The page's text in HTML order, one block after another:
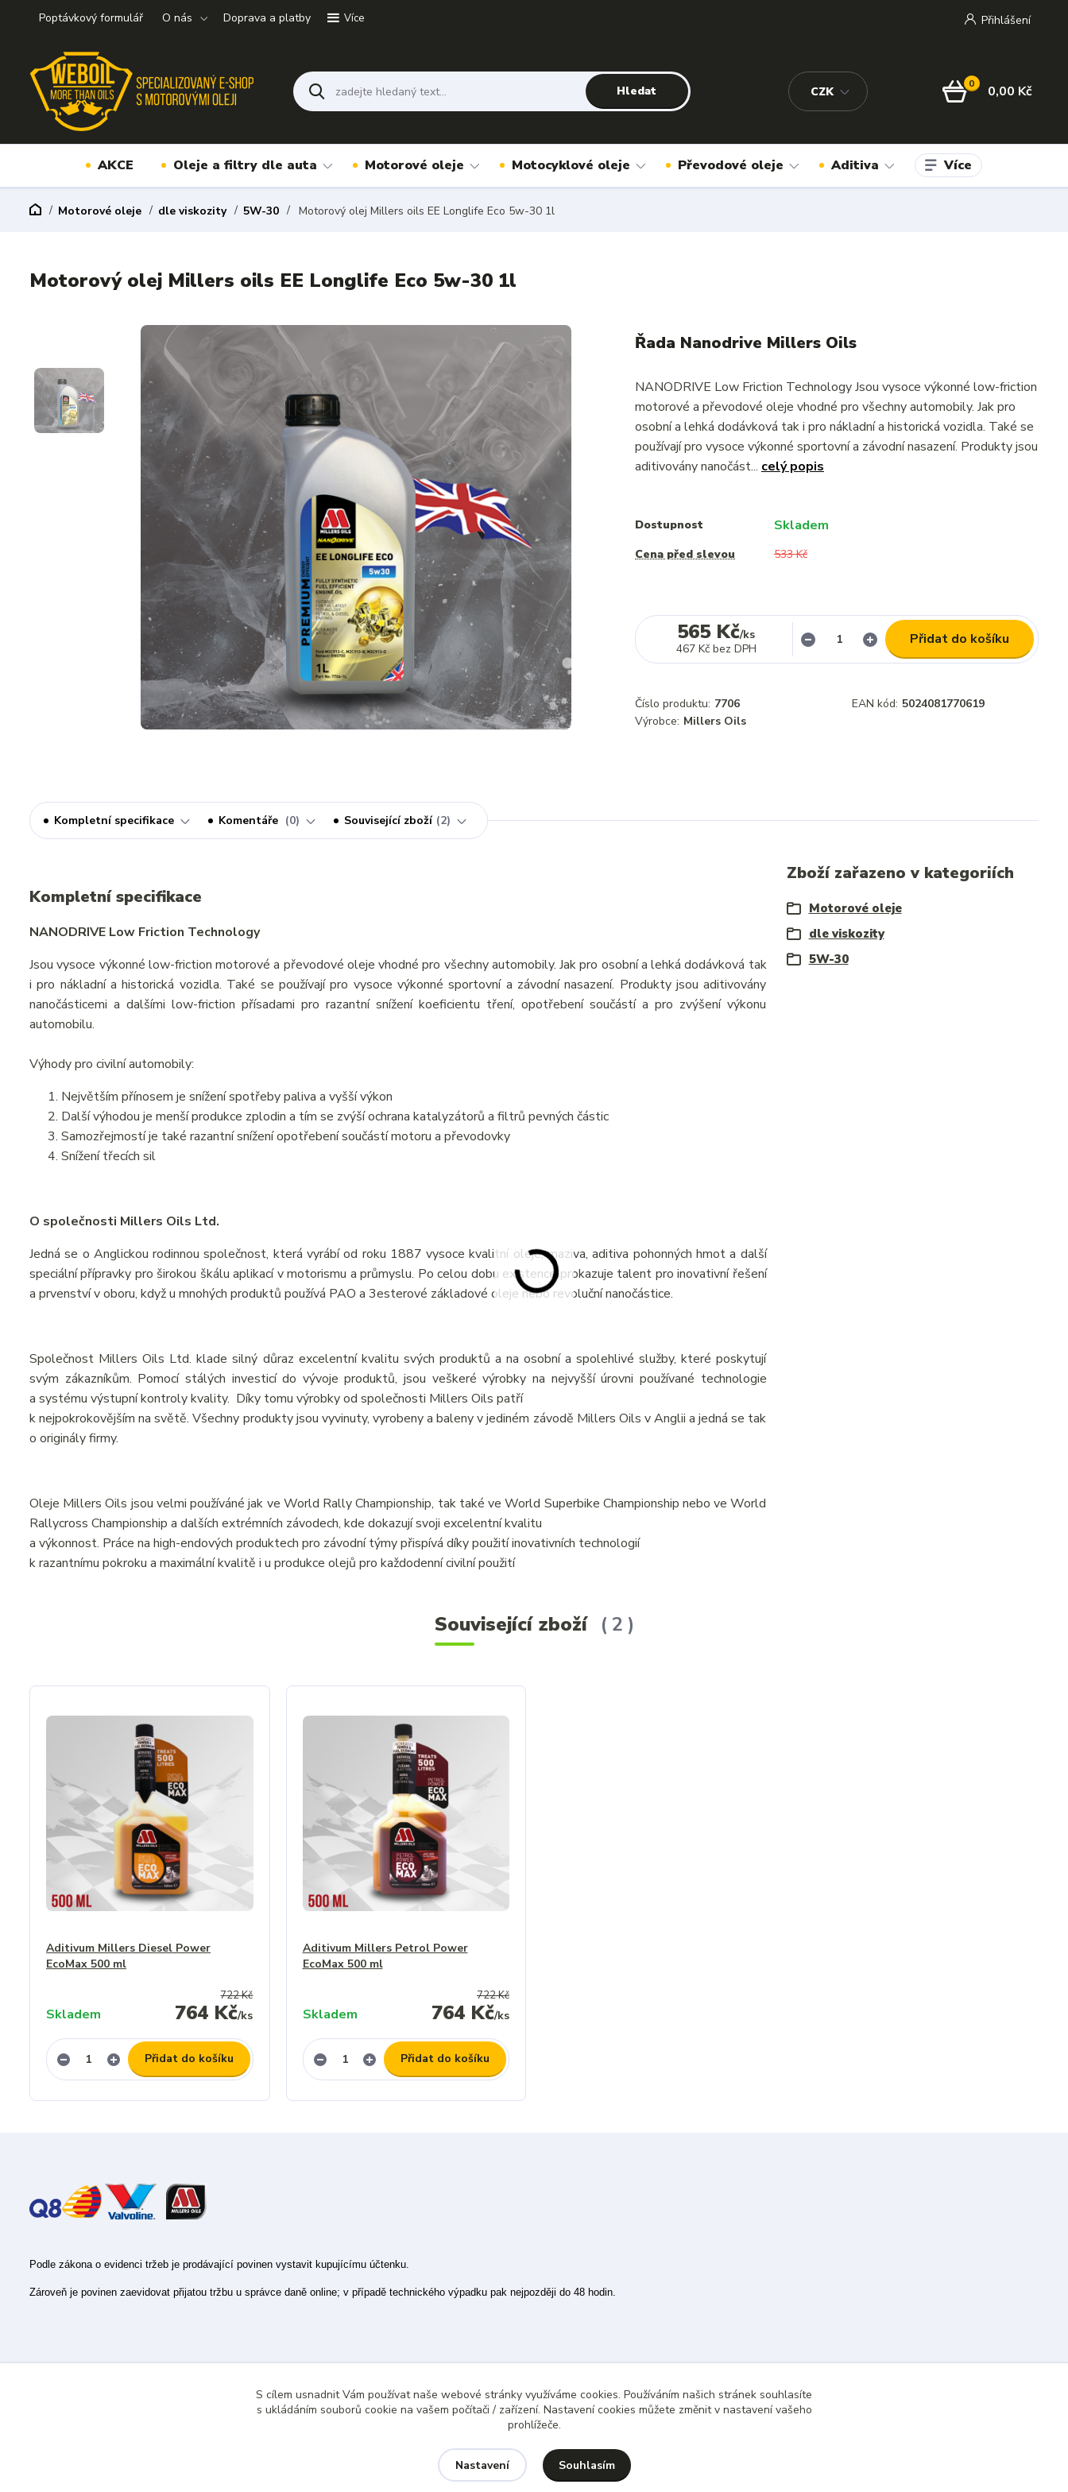
Poptávkový formulář O nás Doprava a platby Více
CZK
Přihlášení
Hledat 0 0,00 Kč
AKCE Oleje a filtry dle auta Motorové oleje Motocyklové oleje Převodové oleje Aditiva Více
Motorové oleje dle viskozity 5W-30 Motorový olej Millers oils EE Longlife Eco 5w-30 1l
Motorový olej Millers oils EE Longlife Eco 5w-30 1l
Řada Nanodrive Millers Oils
NANODRIVE Low Friction Technology Jsou vysoce výkonné low-friction
motorové a převodové oleje vhodné pro všechny automobily. Jak pro
osobní a lehká dodávková tak i pro nákladní a historická vozidla. Také se
používají pro vysoce výkonné sportovní a závodní nasazení. Produkty jsou
aditivovány nanočást... celý popis
Dostupnost Skladem
Cena před slevou 533 Kč
565 Kč/ks
467 Kč bez DPH
Přidat do košíku
Číslo produktu: 7706 EAN kód: 5024081770619
Výrobce: Millers Oils
Kompletní specifikace Komentáře 0 Související zboží 2
Kompletní specifikace
NANODRIVE Low Friction Technology
Jsou vysoce výkonné low-friction motorové a převodové oleje vhodné pro všechny automobily. Jak pro osobní a lehká dodávková tak
i pro nákladní a historická vozidla. Také se používají pro vysoce výkonné sportovní a závodní nasazení. Produkty jsou aditivovány
nanočásticemi a dalšími low-friction přísadami pro razantní snížení koeficientu tření, opotřebení součástí a pro zvýšení výkonu
automobilu.
Výhody pro civilní automobily:
Největším přínosem je snížení spotřeby paliva a vyšší výkon
Další výhodou je menší produkce zplodin a tím se zvýší ochrana katalyzátorů a filtrů pevných částic
Samozřejmostí je také razantní snížení opotřebení součástí motoru a převodovky
Snížení třecích sil
O společnosti Millers Oils Ltd.
Jedná se o Anglickou rodinnou společnost, která vyrábí od roku 1887 vysoce kvalitní oleje, maziva, aditiva pohonných hmot a další
speciální přípravky pro širokou škálu aplikací v motorismu a průmyslu. Po celou dobu existence prokazuje talent pro inovativní řešení
a prvenství v oboru, když u mnohých produktů používá PAO a 3esterové základové oleje nebo revoluční nanočástice.
Společnost Millers Oils Ltd. klade silný důraz excelentní kvalitu svých produktů a na osobní a spolehlivé služby, které poskytují
svým zákazníkům. Pomocí stálých investicí do vývoje produktů, jsou veškeré výrobky na nejvyšší úrovni používané technologie
a systému výstupní kontroly kvality. Díky tomu výrobky od společnosti Millers Oils patří
k nejpokrokovějším na světě. Všechny produkty jsou vyvinuty, vyrobeny a baleny v jediném závodě Millers Oils v Anglii a jedná se tak
o originály firmy.
Oleje Millers Oils jsou velmi používáné jak ve World Rally Championship, tak také ve World Superbike Championship nebo ve World
Rallycross Championship a dalších extrémních závodech, kde dokazují svoji excelentní kvalitu
a výkonnost. Práce na high-endových produktech pro závodní týmy přispívá díky použití inovativních technologií
k razantnímu pokroku a maximální kvalitě i u produkce olejů pro každodenní civilní použití
Zboží zařazeno v kategoriích
Motorové oleje
dle viskozity
5W-30
Související zboží 2
Aditivum Millers Diesel Power
EcoMax 500 ml
722 Kč
764 Kč/ks
Skladem
Přidat do košíku
Aditivum Millers Petrol Power
EcoMax 500 ml
722 Kč
764 Kč/ks
Skladem
Přidat do košíku
Podle zákona o evidenci tržeb je prodávající povinen vystavit kupujícímu účtenku.
Zároveň je povinen zaevidovat přijatou tržbu u správce daně online; v případě technického výpadku pak nejpozději do 48 hodin.
S cílem usnadnit Vám používat naše webové stránky využíváme cookies. Používáním našich stránek souhlasíte
s ukládáním souborů cookie na vašem počítači / zařízení. Nastavení cookies můžete změnit v nastavení vašeho
prohlížeče.
Nastavení Souhlasím